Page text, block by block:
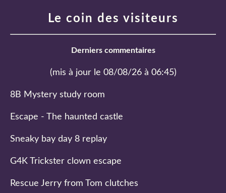
Le coin des visiteurs
Derniers commentaires
(mis à jour le 08/08/26 à 06:45)
8B Mystery study room
Escape - The haunted castle
Sneaky bay day 8 replay
G4K Trickster clown escape
Rescue Jerry from Tom clutches